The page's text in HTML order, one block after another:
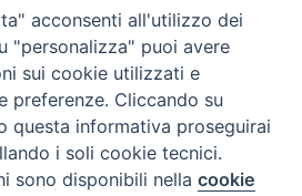
6 7 8
9
13 14 15
21
27 28 29 30
acconsenti all'utilizzo dei
"personalizza" puoi avere
sui cookie utilizzati e
preferenze. Cliccando su
questa informativa proseguirai
i soli cookie tecnici.
sono disponibili nellacookie